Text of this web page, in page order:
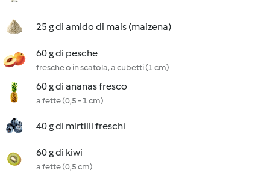
25 g di amido di mais (maizena)
60 g di pesche
fresche o in scatola, a cubetti (1 cm)
60 g di ananas fresco
a fette (0,5 - 1 cm)
40 g di mirtilli freschi
60 g di kiwi
a fette (0,5 cm)